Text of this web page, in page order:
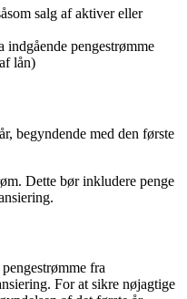
salg af aktiver eller
indgående pengestrømme
lån)
begyndende med den første
Dette bør inkludere penge
fra
For at sikre nøjagtige